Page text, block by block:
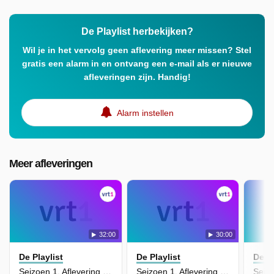
De Playlist herbekijken?
Wil je in het vervolg geen aflevering meer missen? Stel
gratis een alarm in en ontvang een e-mail als er nieuwe
afleveringen zijn. Handig!
Alarm instellen
Meer afleveringen
32:00
De Playlist
Seizoen 1, Aflevering 2 - De Playlist Van Niels Destadsbader
30:00
De Playlist
Seizoen 1, Aflevering 11 - De Playlist Van Belle Perez
De